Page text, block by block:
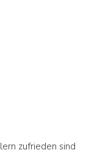
zufrieden sind